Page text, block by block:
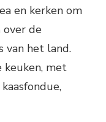
en kerken om
de
van het land.
keuken, met